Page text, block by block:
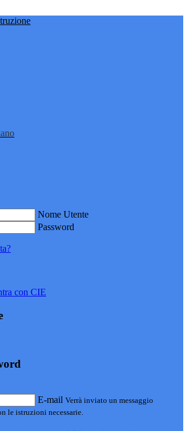
Nome Utente
Password
con CIE
E-mail Verrà inviato un messaggio
le istruzioni necessarie.